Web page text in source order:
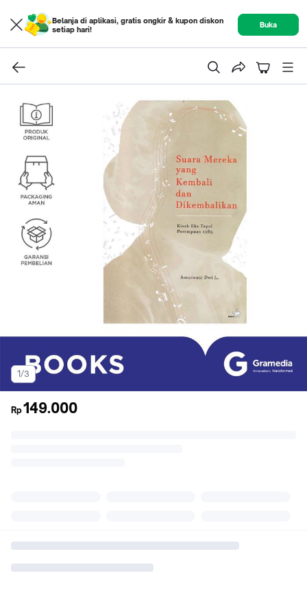
Belanja di aplikasi, gratis ongkir & kupon diskon
setiap hari!
Buka
1/3
Rp149.000